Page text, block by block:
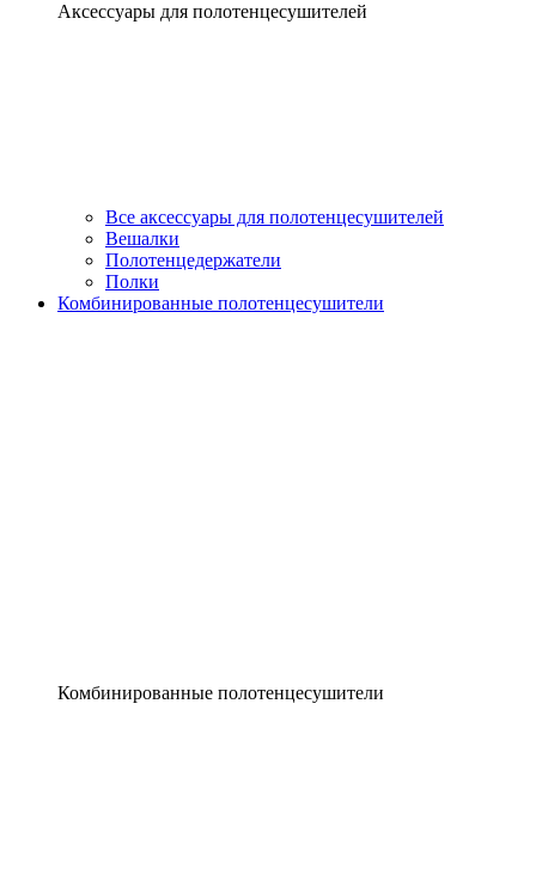
Аксессуары для полотенцесушителей
Все аксессуары для полотенцесушителей
Вешалки
Полотенцедержатели
Полки
Комбинированные полотенцесушители
Комбинированные полотенцесушители